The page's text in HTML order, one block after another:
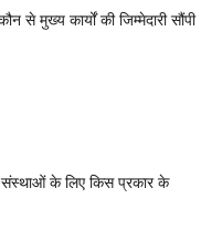
से मुख्य कार्यों की जिम्मेदारी सौंपी
संस्थाओं के लिए किस प्रकार के